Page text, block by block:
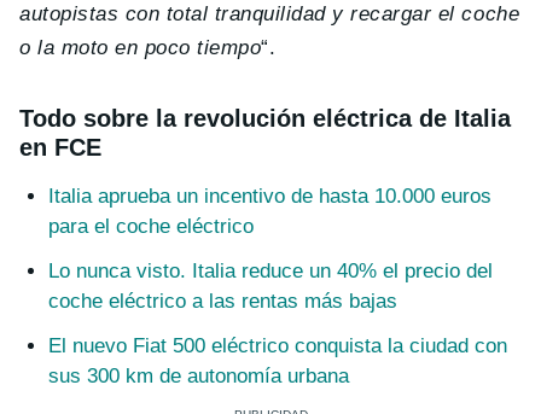
autopistas con total tranquilidad y recargar el coche
o la moto en poco tiempo“.
Todo sobre la revolución eléctrica de Italia
en FCE
Italia aprueba un incentivo de hasta 10.000 euros
para el coche eléctrico
Lo nunca visto. Italia reduce un 40% el precio del
coche eléctrico a las rentas más bajas
El nuevo Fiat 500 eléctrico conquista la ciudad con
sus 300 km de autonomía urbana